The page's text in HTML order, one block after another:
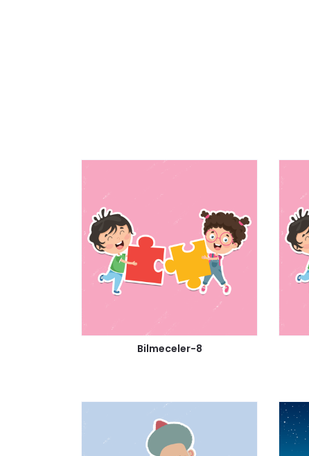
Bilmeceler-8